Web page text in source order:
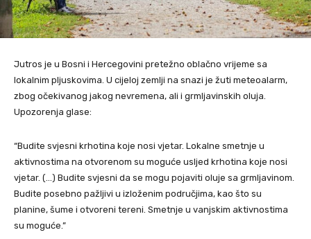
Jutros je u Bosni i Hercegovini pretežno oblačno vrijeme sa
lokalnim pljuskovima. U cijeloj zemlji na snazi je žuti meteoalarm,
zbog očekivanog jakog nevremena, ali i grmljavinskih oluja.
Upozorenja glase:
“Budite svjesni krhotina koje nosi vjetar. Lokalne smetnje u
aktivnostima na otvorenom su moguće usljed krhotina koje nosi
vjetar. (…) Budite svjesni da se mogu pojaviti oluje sa grmljavinom.
Budite posebno pažljivi u izloženim područjima, kao što su
planine, šume i otvoreni tereni. Smetnje u vanjskim aktivnostima
su moguće.”